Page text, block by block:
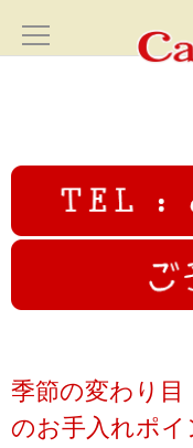
サロン案内
SALON
高圧ジェットフェイ
季節の変わり
のお手入れポイ